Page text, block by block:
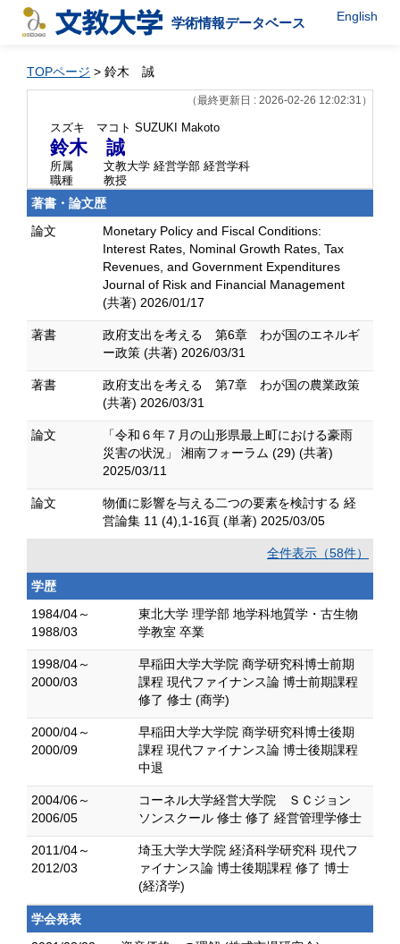
学術情報データベース English
TOPページ > 鈴木 誠
（最終更新日 : 2026-02-26 12:02:31）
スズキ マコト SUZUKI Makoto
鈴木 誠
所属
文教大学 経営学部 経営学科
職種
教授
著書・論文歴
論文
Monetary Policy and Fiscal Conditions:
Interest Rates, Nominal Growth Rates, Tax
Revenues, and Government Expenditures
Journal of Risk and Financial Management
(共著) 2026/01/17
著書
政府支出を考える 第6章 わが国のエネルギ
ー政策 (共著) 2026/03/31
著書
政府支出を考える 第7章 わが国の農業政策
(共著) 2026/03/31
論文
「令和６年７月の山形県最上町における豪雨
災害の状況」 湘南フォーラム (29) (共著)
2025/03/11
論文
物価に影響を与える二つの要素を検討する 経
営論集 11 (4),1-16頁 (単著) 2025/03/05
全件表示（58件）
学歴
1984/04～
1988/03
東北大学 理学部 地学科地質学・古生物
学教室 卒業
1998/04～
2000/03
早稲田大学大学院 商学研究科博士前期
課程 現代ファイナンス論 博士前期課程
修了 修士 (商学)
2000/04～
2000/09
早稲田大学大学院 商学研究科博士後期
課程 現代ファイナンス論 博士後期課程
中退
2004/06～
2006/05
コーネル大学経営大学院 ＳＣジョン
ソンスクール 修士 修了 経営管理学修士
2011/04～
2012/03
埼玉大学大学院 経済科学研究科 現代フ
ァイナンス論 博士後期課程 修了 博士
(経済学)
学会発表